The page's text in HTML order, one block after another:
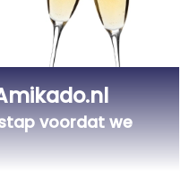
Champagneglas met
voordat we